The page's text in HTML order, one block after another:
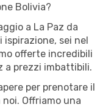
Bolivia?
a La Paz da
ispirazione, sei nel
offerte incredibili
a prezzi imbattibili.
per prenotare il
Offriamo una